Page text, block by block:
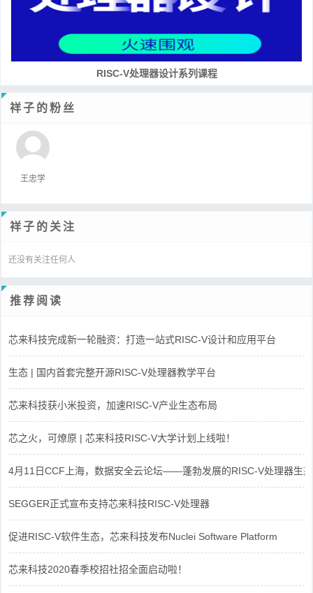
RISC-V处理器设计系列课程
祥子的粉丝
王忠学
祥子的关注
还没有关注任何人
推荐阅读
芯来科技完成新一轮融资：打造一站式RISC-V设计和应用平台
生态 | 国内首套完整开源RISC-V处理器教学平台
芯来科技获小米投资，加速RISC-V产业生态布局
芯之火，可燎原 | 芯来科技RISC-V大学计划上线啦！
4月11日CCF上海，数据安全云论坛——蓬勃发展的RISC-V处理器生态
SEGGER正式宣布支持芯来科技RISC-V处理器
促进RISC-V软件生态，芯来科技发布Nuclei Software Platform
芯来科技2020春季校招社招全面启动啦！